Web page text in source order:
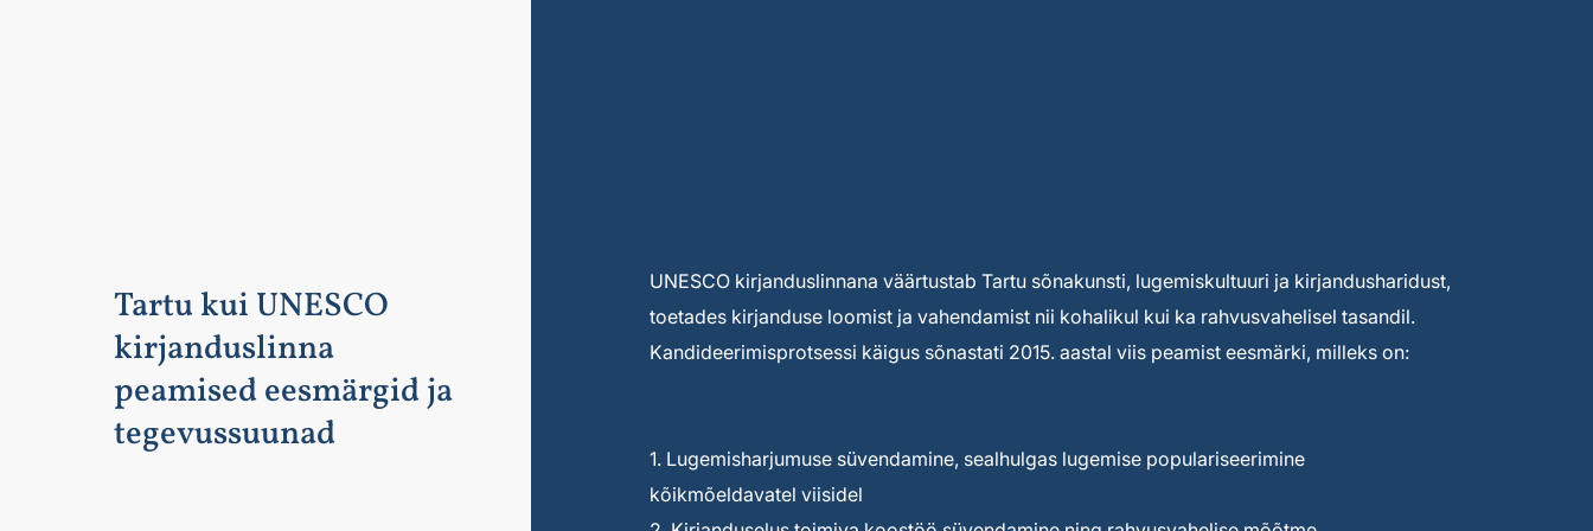
Tartu kui UNESCO
kirjanduslinna
peamised eesmärgid ja
tegevussuunad
UNESCO kirjanduslinnana väärtustab Tartu sõnakunsti, lugemiskultuuri ja kirjandusharidust,
toetades kirjanduse loomist ja vahendamist nii kohalikul kui ka rahvusvahelisel tasandil.
Kandideerimisprotsessi käigus sõnastati 2015. aastal viis peamist eesmärki, milleks on:
1. Lugemisharjumuse süvendamine, sealhulgas lugemise populariseerimine
kõikmõeldavatel viisidel